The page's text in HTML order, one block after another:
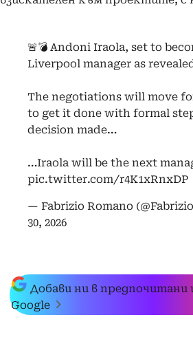
🚨💣 Andoni Iraola, set to
Liverpool manager as
The negotiations will move
to get it done with formal
decision made…
…Iraola will be the next
pic.twitter.com/r4K1xRnxDP
— Fabrizio Romano
30, 2026
Добави ни в предпочитани
Google